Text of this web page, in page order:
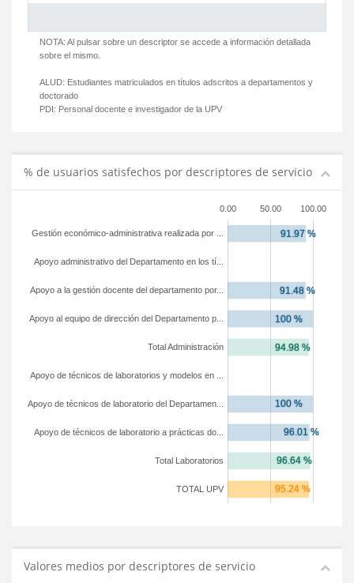
NOTA: Al pulsar sobre un descriptor se accede a información detallada
sobre el mismo.
ALUD: Estudiantes matriculados en títulos adscritos a departamentos y
doctorado
PDI: Personal docente e investigador de la UPV
% de usuarios satisfechos por descriptores de servicio
0.00 50.00 100.00
TOTAL UPV
Total Laboratorios
Apoyo de técnicos de laboratorio a prácticas do...
Apoyo de técnicos de laboratorio del Departamen...
Apoyo de técnicos de laboratorios y modelos en ...
Total Administración
Apoyo al equipo de dirección del Departamento p...
Apoyo a la gestión docente del departamento por...
Apoyo administrativo del Departamento en los tí...
Gestión económico-administrativa realizada por ...
Valores medios por descriptores de servicio